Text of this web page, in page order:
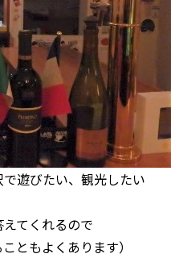
遊びたい、観光したい
てくれるので
ともよくあります）